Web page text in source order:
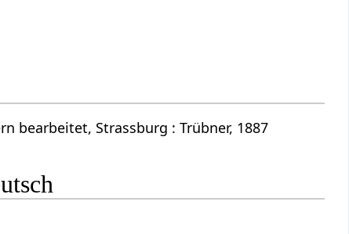
bearbeitet, Strassburg : Trübner, 1887